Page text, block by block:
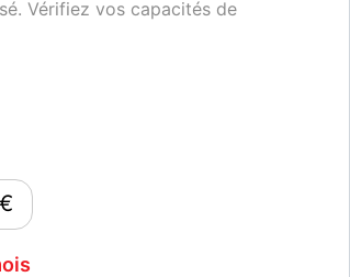
Vérifiez vos capacités de
€